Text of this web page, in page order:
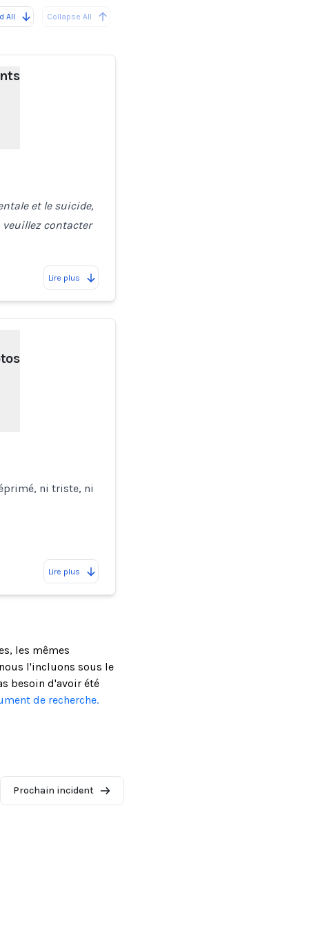
All Collapse All
et le suicide,
contacter
Lire plus
ni triste, ni
Lire plus
les mêmes
l'incluons sous le
besoin d'avoir été
de recherche.
Prochain incident